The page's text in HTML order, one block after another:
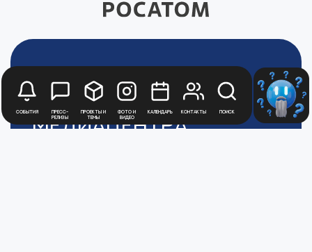
События
Пресс-
релизы
Проекты и
темы
Фото и
видео
Календарь Контакты Поиск
Будьте в курсе
новостей
Медиацентра